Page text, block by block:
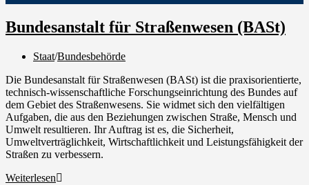
Bundesanstalt für Straßenwesen (BASt)
Staat/Bundesbehörde
Die Bundesanstalt für Straßenwesen (BASt) ist die praxisorientierte,
technisch-wissenschaftliche Forschungseinrichtung des Bundes auf
dem Gebiet des Straßenwesens. Sie widmet sich den vielfältigen
Aufgaben, die aus den Beziehungen zwischen Straße, Mensch und
Umwelt resultieren. Ihr Auftrag ist es, die Sicherheit,
Umweltverträglichkeit, Wirtschaftlichkeit und Leistungsfähigkeit der
Straßen zu verbessern.
Weiterlesen